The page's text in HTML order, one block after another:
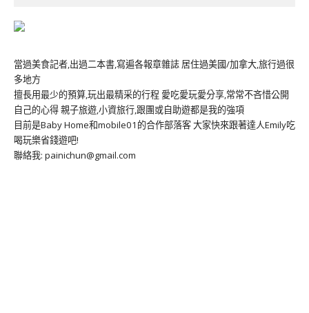
當過美食記者,出過二本書,寫遍各報章雜誌 居住過美國/加拿大,旅行過很
多地方
擅長用最少的預算,玩出最精采的行程 愛吃愛玩愛分享,常常不吝惜公開
自己的心得 親子旅遊,小資旅行,跟團或自助遊都是我的強項
目前是Baby Home和mobile01的合作部落客 大家快來跟著達人Emily吃
喝玩樂省錢遊吧!
聯絡我: painichun@gmail.com